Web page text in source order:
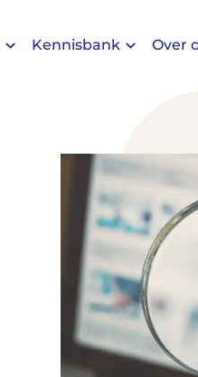
Kennisbank Over